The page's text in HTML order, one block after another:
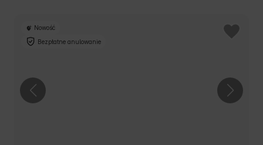
Nowość
Bezpłatne anulowanie